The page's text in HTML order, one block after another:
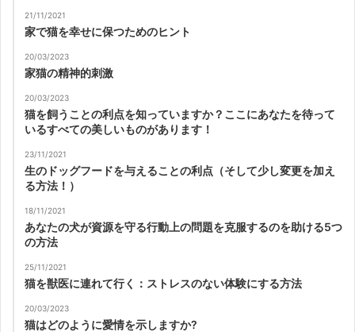
21/11/2021
家で猫を幸せに保つためのヒント
20/03/2023
家猫の精神的刺激
20/03/2023
猫を飼うことの利点を知っていますか？ここにあなたを待って
いるすべての美しいものがあります！
23/11/2021
生のドッグフードを与えることの利点（そして少し変更を加え
る方法！）
18/11/2021
あなたの犬が資源を守る行動上の問題を克服するのを助ける5つ
の方法
25/11/2021
猫を獣医に連れて行く：ストレスのない体験にする方法
20/03/2023
猫はどのように愛情を示しますか?